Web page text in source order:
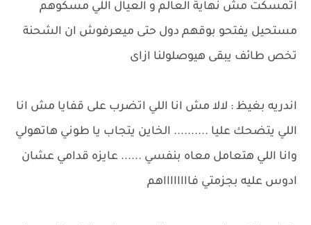
اتمسكت مش نهاية العالم و العيال اللي مسكوهم
مستحيل يفتحو بوقهم دول حتى ميعرفوش ان الشحنة
تخص طائف يبقى هيوصلولنا ازاى
اندريه بغيظ : لالا مش انا اللي اتضرب على قفايا مش انا
اللي يتضحك عليا .......... الخاين يتجاب يا طوني هاتهولي
وانا اللي هتعامل معاه بنفسي ...... عايزه قدامي عشان
ادوس عليه بجزمتي فااااااااهم